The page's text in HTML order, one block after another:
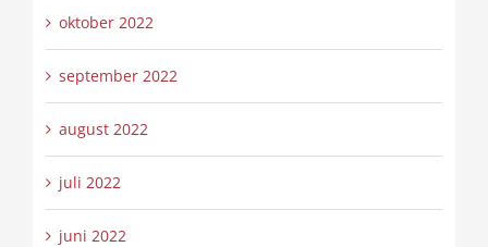
oktober 2022
september 2022
august 2022
juli 2022
juni 2022